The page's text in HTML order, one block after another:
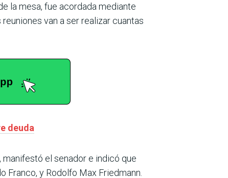
la mesa, fue acordada mediante
van a ser realizar cuantas
deuda
el senador e indicó que
Franco, y Rodolfo Max Friedmann.